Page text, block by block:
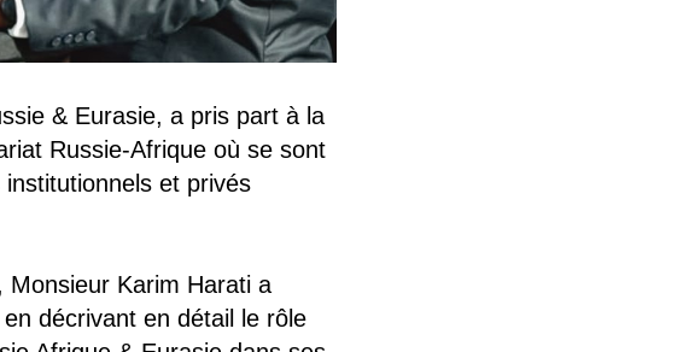
& Eurasie, a pris part à la
Russie-Afrique où se sont
et privés
Monsieur Karim Harati a
décrivant en détail le rôle